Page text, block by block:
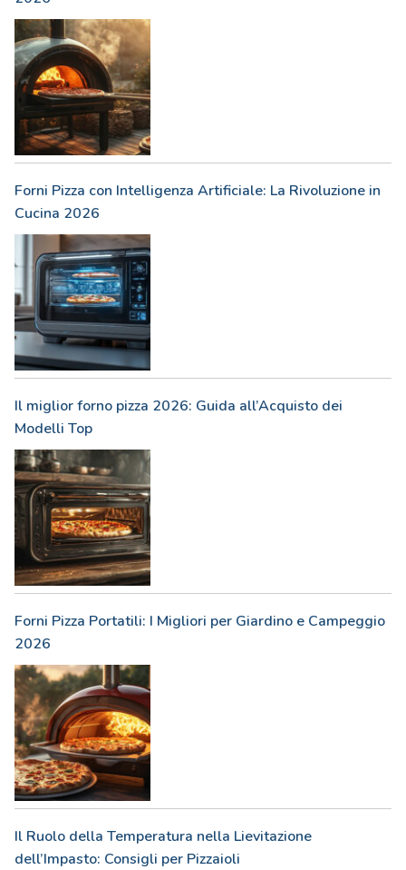
Forni Pizza con Intelligenza Artificiale: La Rivoluzione in
Cucina 2026
Il miglior forno pizza 2026: Guida all’Acquisto dei
Modelli Top
Forni Pizza Portatili: I Migliori per Giardino e Campeggio
2026
Il Ruolo della Temperatura nella Lievitazione
dell’Impasto: Consigli per Pizzaioli